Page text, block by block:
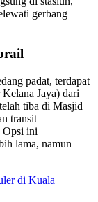
gerbang
padat, terdapat
Jaya) dari
tiba di Masjid
transit
Opsi ini
lama, namun
di Kuala